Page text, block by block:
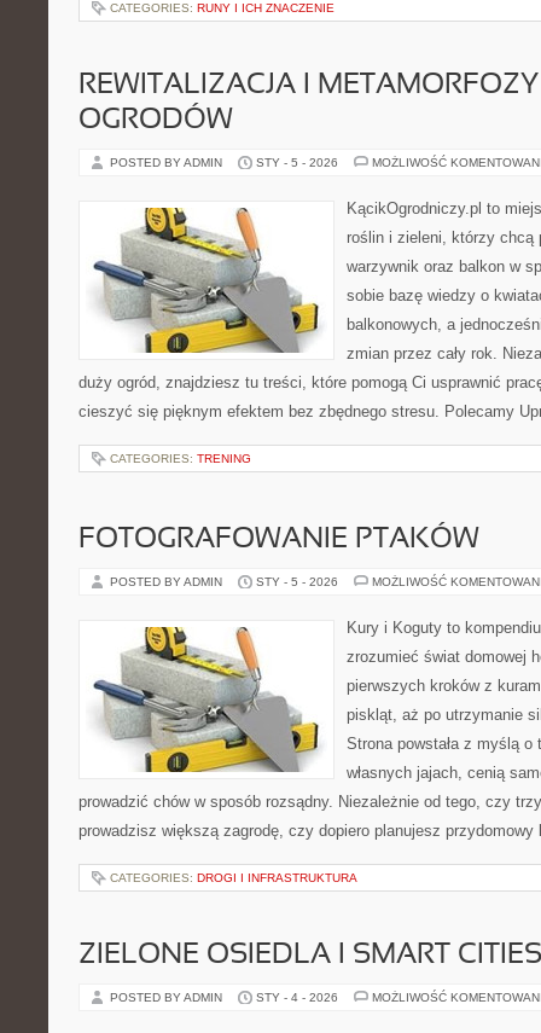
CATEGORIES: RUNY I ICH ZNACZENIE
REWITALIZACJA I
OGRODÓW
POSTED BY ADMIN STY - 5 - 2026 MOŻLIWOŚĆ
KącikOgrodniczy.pl to
roślin i zieleni, którzy chcą
warzywnik oraz balkon w
sobie bazę wiedzy o
balkonowych, a
zmian przez cały rok.
duży ogród, znajdziesz tu treści, które pomogą Ci usprawnić
cieszyć się pięknym efektem bez zbędnego stresu. Polecamy
CATEGORIES: TRENING
FOTOGRAFOWANIE PTAKÓW
POSTED BY ADMIN STY - 5 - 2026 MOŻLIWOŚĆ
Kury i Koguty to
zrozumieć świat domowej
pierwszych kroków z
piskląt, aż po utrzymanie
Strona powstała z myślą
własnych jajach, cenią
prowadzić chów w sposób rozsądny. Niezależnie od tego, czy
prowadzisz większą zagrodę, czy dopiero planujesz
CATEGORIES: DROGI I INFRASTRUKTURA
ZIELONE OSIEDLA I SMART CITIES
POSTED BY ADMIN STY - 4 - 2026 MOŻLIWOŚĆ